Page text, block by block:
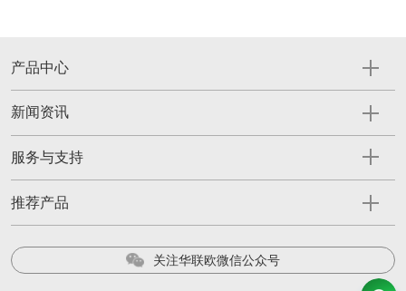
产品中心
新闻资讯
服务与支持
推荐产品
关注华联欧微信公众号